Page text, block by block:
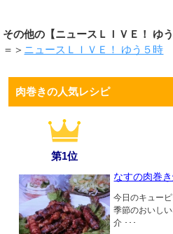
その他の【ニュースＬＩＶＥ！ ゆ
＝＞ ニュースＬＩＶＥ！ ゆう５時
肉巻きの人気レシピ
第1位
なすの肉巻き
今日のキュー
季節のおいし
介 ･･･